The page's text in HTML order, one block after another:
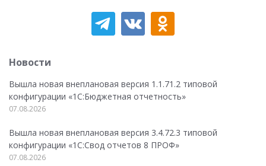
Новости
Вышла новая внеплановая версия 1.1.71.2 типовой
конфигурации «1C:Бюджетная отчетность»
07.08.2026
Вышла новая внеплановая версия 3.4.72.3 типовой
конфигурации «1C:Свод отчетов 8 ПРОФ»
07.08.2026